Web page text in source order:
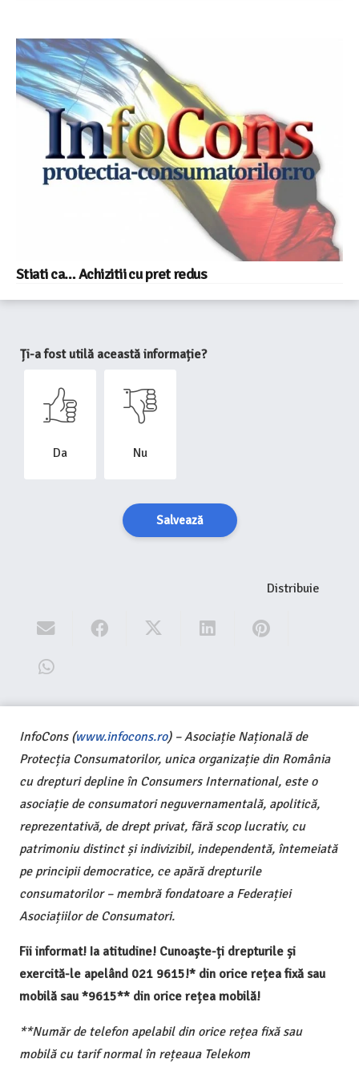
Stiati ca… Achizitii cu pret redus
Ți-a fost utilă această informație?
Da Nu
Salvează
Distribuie
InfoCons (www.infocons.ro) – Asociație Națională de
Protecția Consumatorilor, unica organizație din România
cu drepturi depline în Consumers International, este o
asociație de consumatori neguvernamentală, apolitică,
reprezentativă, de drept privat, fără scop lucrativ, cu
patrimoniu distinct și indivizibil, independentă, întemeiată
pe principii democratice, ce apără drepturile
consumatorilor – membră fondatoare a Federației
Asociațiilor de Consumatori.
Fii informat! Ia atitudine! Cunoaște-ți drepturile și
exercită-le apelând 021 9615!* din orice rețea fixă sau
mobilă sau *9615** din orice rețea mobilă!
**Număr de telefon apelabil din orice rețea fixă sau
mobilă cu tarif normal în rețeaua Telekom